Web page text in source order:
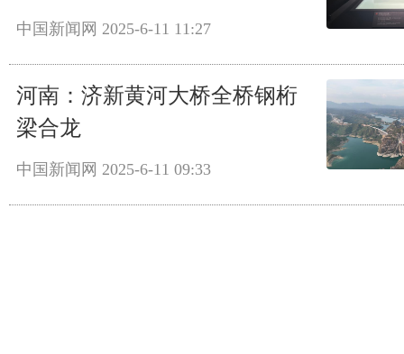
中国新闻网 2025-6-11 11:27
河南：济新黄河大桥全桥钢桁
梁合龙
中国新闻网 2025-6-11 09:33